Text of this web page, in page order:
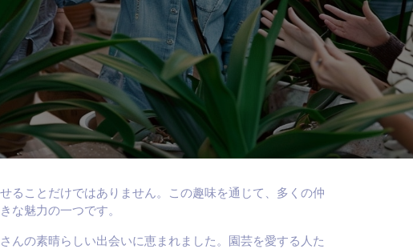
ることだけではありません。この趣味を通じて、多くの仲
な魅力の一つです。
んの素晴らしい出会いに恵まれました。園芸を愛する人た